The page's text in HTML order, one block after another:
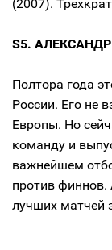
(2007).
S5.
Полтора года
России. Его не
Европы. Но
команду и
важнейшем
против финнов.
лучших матчей